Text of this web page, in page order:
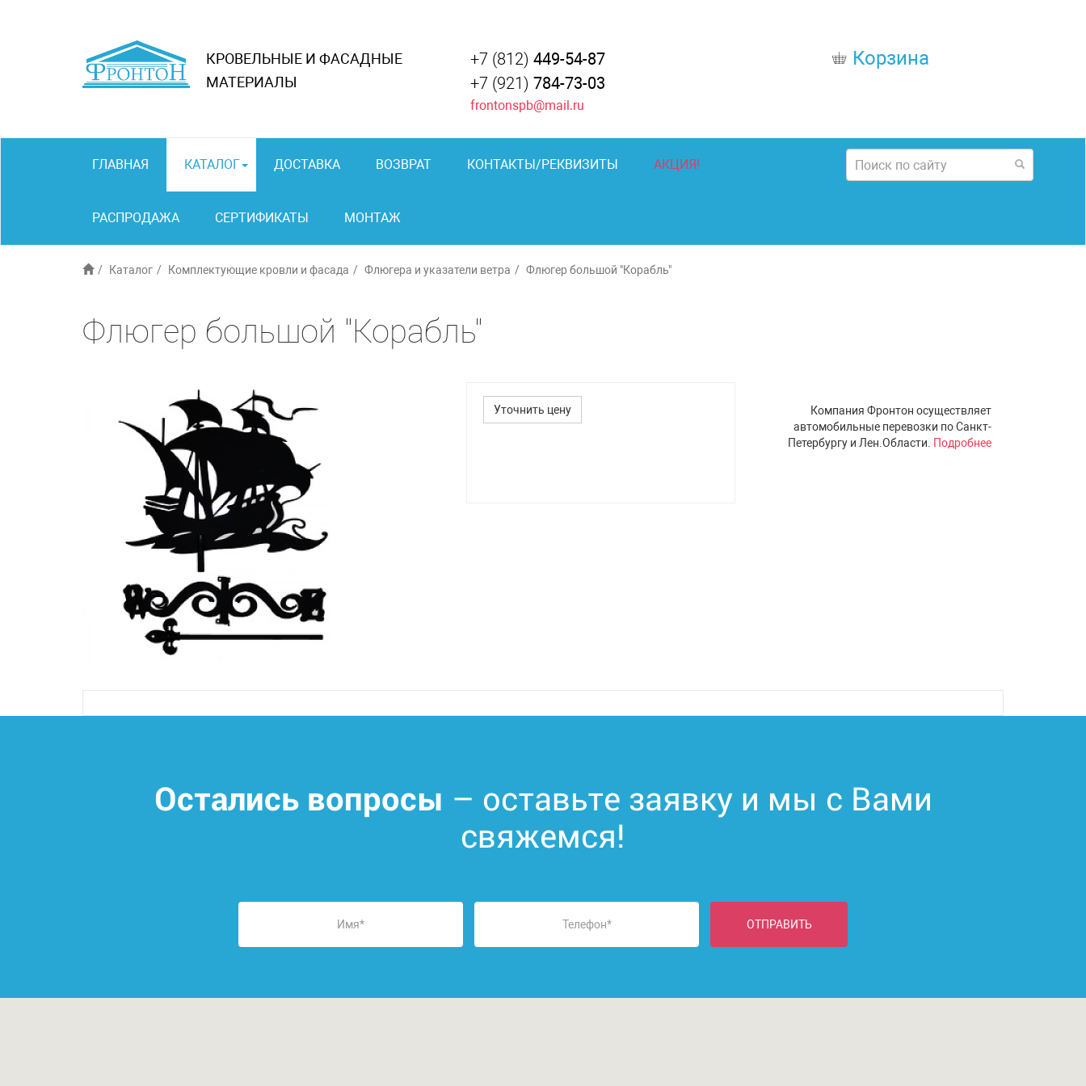
КРОВЕЛЬНЫЕ И ФАСАДНЫЕ
МАТЕРИАЛЫ
+7 (812) 449-54-87
+7 (921) 784-73-03
frontonspb@mail.ru
Корзина
ГЛАВНАЯ КАТАЛОГ ДОСТАВКА ВОЗВРАТ КОНТАКТЫ/РЕКВИЗИТЫ АКЦИЯ!
РАСПРОДАЖА СЕРТИФИКАТЫ МОНТАЖ
Каталог Комплектующие кровли и фасада Флюгера и указатели ветра Флюгер большой "Корабль"
Флюгер большой "Корабль"
Уточнить цену
Компания Фронтон осуществляет
автомобильные перевозки по Санкт-
Петербургу и Лен.Области.
Подробнее
Остались вопросы – оставьте заявку и мы с Вами
свяжемся!
ОТПРАВИТЬ